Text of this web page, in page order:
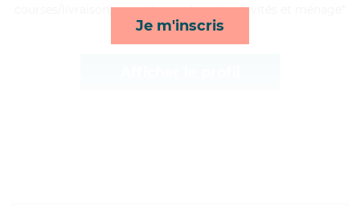
Je m'inscris
courses/livraison, surveillance de nuit, activités et ménage*